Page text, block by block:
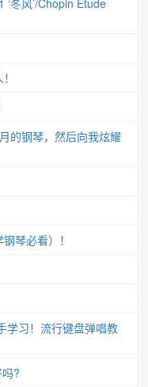
‘冬风’/Chopin Etude
的钢琴，然后向我炫耀
琴必看）！
学习！流行键盘弹唱教
?